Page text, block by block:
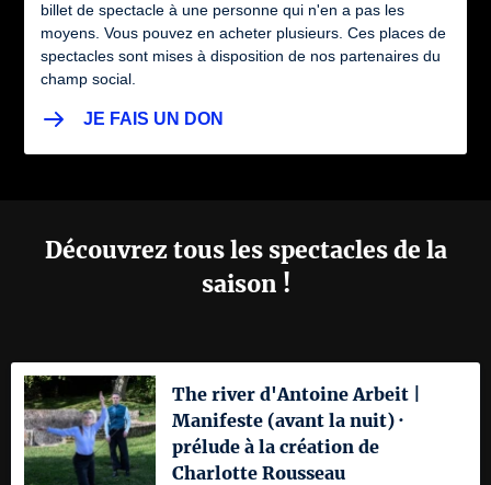
billet de spectacle à une personne qui n'en a pas les
moyens. Vous pouvez en acheter plusieurs. Ces places de
spectacles sont mises à disposition de nos partenaires du
champ social.
JE FAIS UN DON
Découvrez tous les spectacles de la
saison !
The river d'Antoine Arbeit |
Manifeste (avant la nuit) ·
prélude à la création de
Charlotte Rousseau